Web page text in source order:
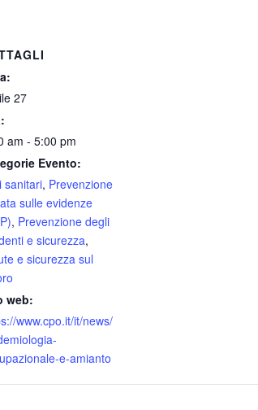
27
am - 5:00 pm
Evento:
sanitari, Prevenzione
sulle evidenze
, Prevenzione degli
e sicurezza,
e sicurezza sul
web:
www.cpo.it/it/news/
e-amianto